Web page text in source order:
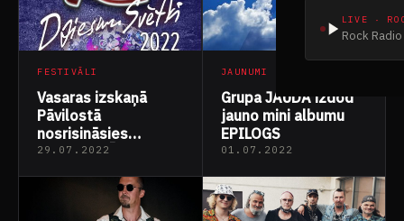
LIVE ·
Rock
FESTIVĀLI
Vasaras izskaņā
Pāvilostā
nosrisināsies
festivāls LĪVI
29.07.2022
JAUNUMI
Grupa JAUDA izdod
jauno mini albumu
EPILOGS
01.07.2022